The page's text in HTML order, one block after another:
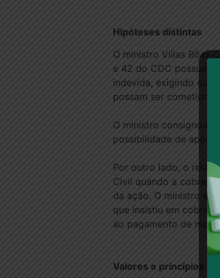
Hipóteses disti​​​ntas
O ministro Villas Bôas
e 42 do CDC
indevida, exigindo que
possam ser cometidos
O ministro consignou
possibilidade de
Por outro lado, o
Civil quando a
da ação. O ministro
que insistiu em cobrar
ao pagamento de
Valores e ​​​princípios